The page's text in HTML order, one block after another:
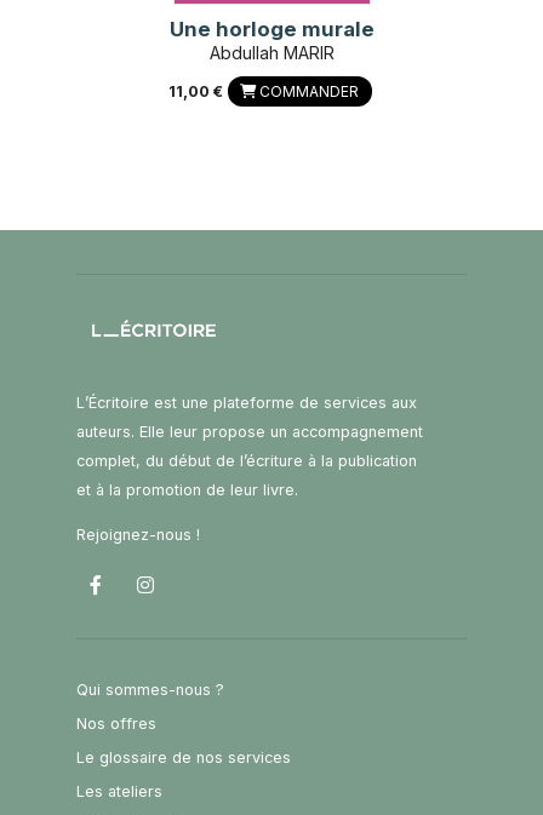
Une horloge murale
Abdullah MARIR
11,00 € COMMANDER
L’Écritoire est une plateforme de services aux
auteurs. Elle leur propose un accompagnement
complet, du début de l’écriture à la publication
et à la promotion de leur livre.
Rejoignez-nous !
Qui sommes-nous ?
Nos offres
Le glossaire de nos services
Les ateliers